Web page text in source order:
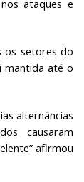
ataques e
os setores do
mantida até o
alternâncias
causaram
afirmou